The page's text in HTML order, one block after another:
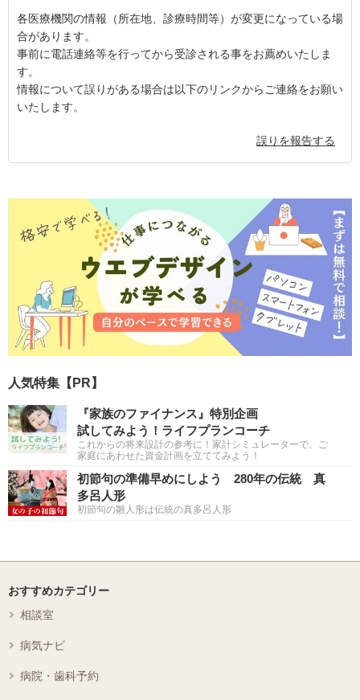
各医療機関の情報（所在地、診療時間等）が変更になっている場
合があります。
事前に電話連絡等を行ってから受診される事をお薦めいたしま
す。
情報について誤りがある場合は以下のリンクからご連絡をお願い
いたします。
誤りを報告する
人気特集【PR】
『家族のファイナンス』特別企画
試してみよう！ライフプランコーチ
これからの将来設計の参考に！家計シミュレーターで、ご
家庭にあわせた資金計画を立ててみよう！
初節句の準備早めにしよう 280年の伝統 真
多呂人形
初節句の雛人形は伝統の真多呂人形
おすすめカテゴリー
相談室
病気ナビ
病院・歯科予約